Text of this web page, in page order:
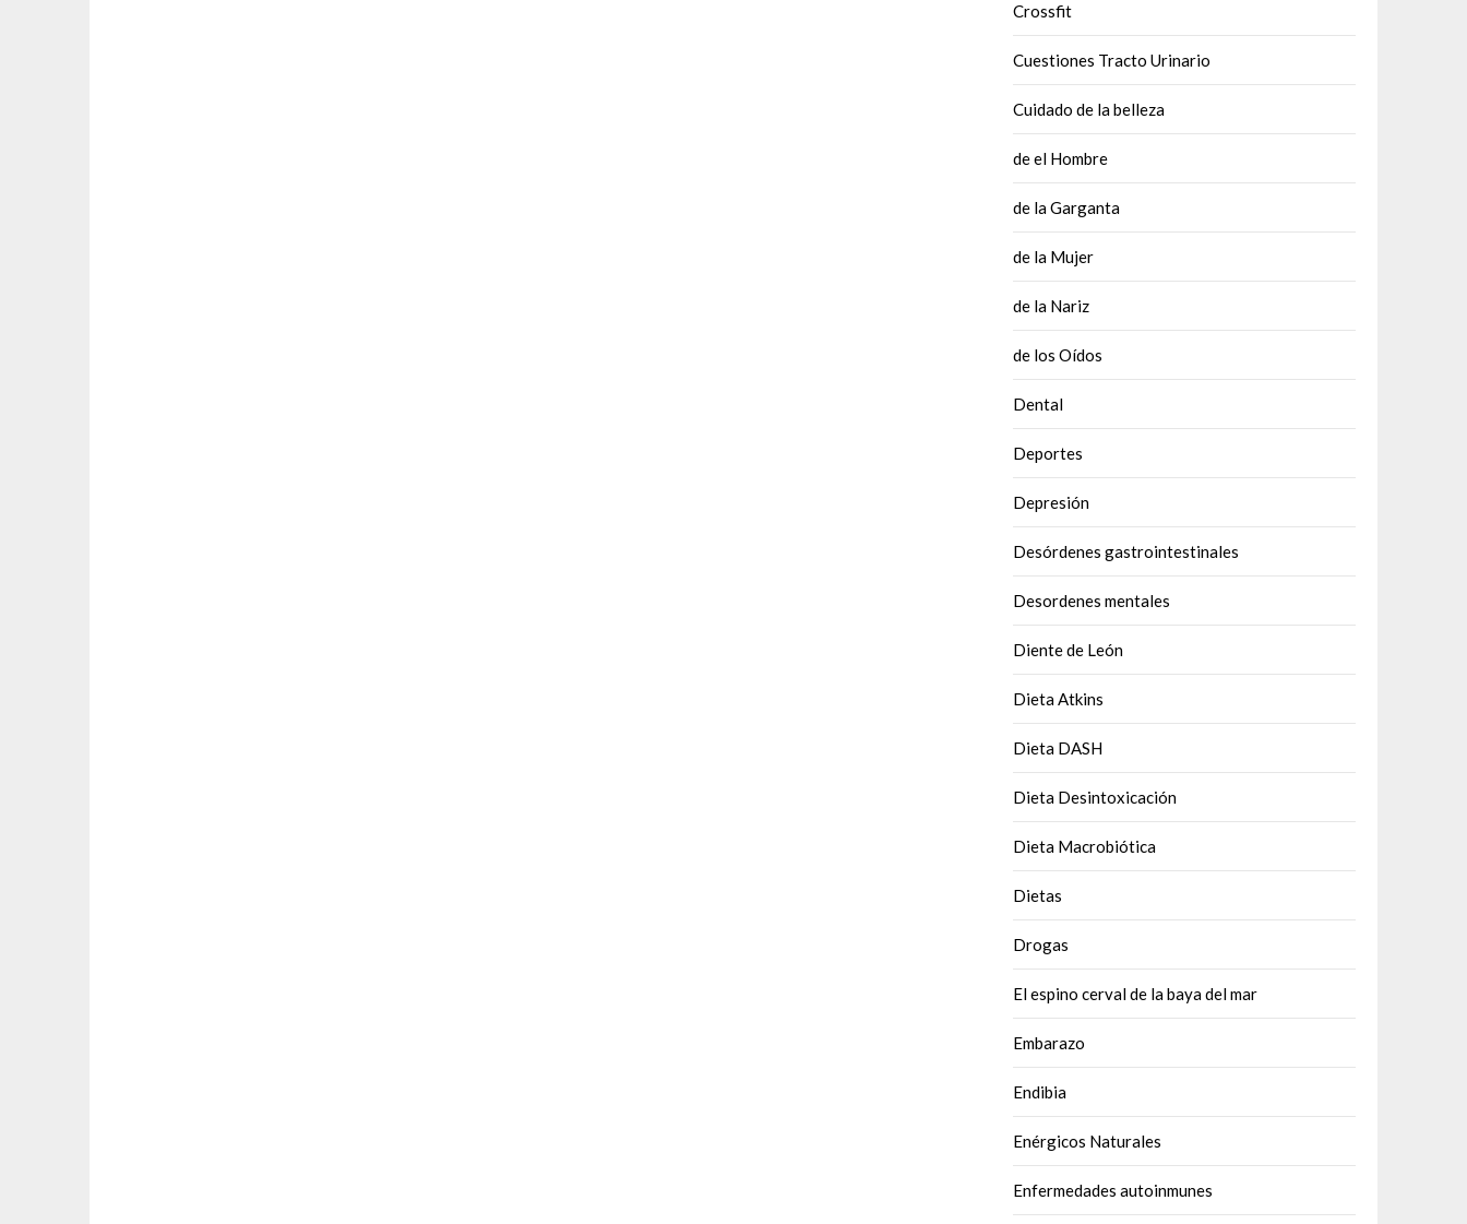
Crossfit
Cuestiones Tracto Urinario
Cuidado de la belleza
de el Hombre
de la Garganta
de la Mujer
de la Nariz
de los Oídos
Dental
Deportes
Depresión
Desórdenes gastrointestinales
Desordenes mentales
Diente de León
Dieta Atkins
Dieta DASH
Dieta Desintoxicación
Dieta Macrobiótica
Dietas
Drogas
El espino cerval de la baya del mar
Embarazo
Endibia
Enérgicos Naturales
Enfermedades autoinmunes